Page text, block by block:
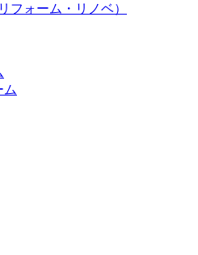
フォーム・リノベ）
ム